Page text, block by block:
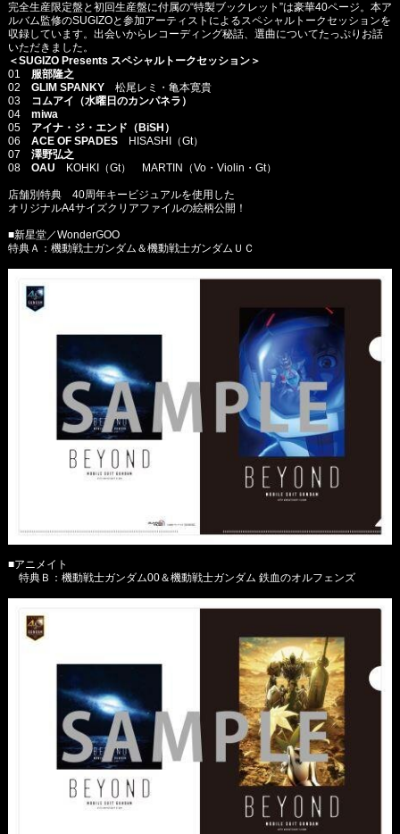
完全生産限定盤と初回生産盤に付属の“特製ブックレット”は豪華40ページ。本ア
ルバム監修のSUGIZOと参加アーティストによるスペシャルトークセッションを
収録しています。出会いからレコーディング秘話、選曲についてたっぷりお話
いただきました。
＜SUGIZO Presents スペシャルトークセッション＞
01 服部隆之
02 GLIM SPANKY松尾レミ・亀本寛貴
03 コムアイ（水曜日のカンパネラ）
04 miwa
05 アイナ・ジ・エンド（BiSH）
06 ACE OF SPADESHISASHI（Gt）
07 澤野弘之
08 OAU KOHKI（Gt） MARTIN（Vo・Violin・Gt）
店舗別特典 40周年キービジュアルを使用した
オリジナルA4サイズクリアファイルの絵柄公開！
■新星堂／WonderGOO
特典Ａ：機動戦士ガンダム＆機動戦士ガンダムＵＣ
■アニメイト
特典Ｂ：機動戦士ガンダム00＆機動戦士ガンダム 鉄血のオルフェンズ